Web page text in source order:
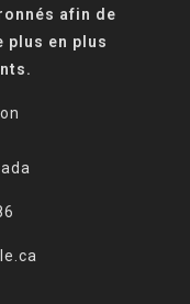
afin de
plus en plus